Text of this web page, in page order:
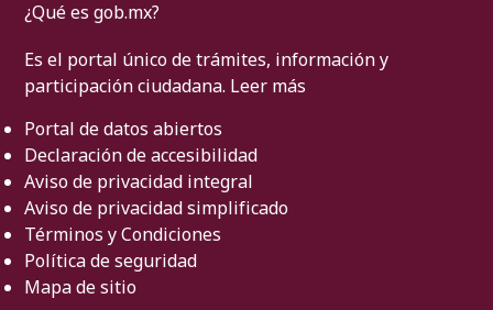
¿Qué es gob.mx?
Es el portal único de trámites, información y
participación ciudadana. Leer más
Portal de datos abiertos
Declaración de accesibilidad
Aviso de privacidad integral
Aviso de privacidad simplificado
Términos y Condiciones
Política de seguridad
Mapa de sitio